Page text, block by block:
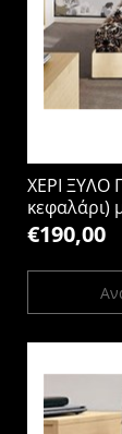
ΧΕΡΙ ΞΥΛΟ
κεφαλάρι)
25mm
€190,00